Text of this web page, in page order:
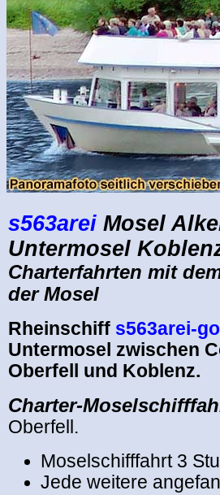
s563arei Mosel
Untermosel
Charterfahrten mit
der Mosel
Rheinschiff s563arei-
Untermosel zwischen
Oberfell und Koblenz.
Charter-
Oberfell.
Moselschifffahrt 3
Jede weitere